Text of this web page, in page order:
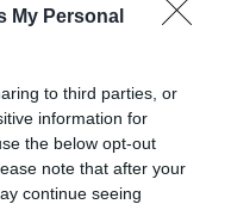
My Personal
to third parties, or
information for
the below opt-out
note that after your
continue seeing
After The First